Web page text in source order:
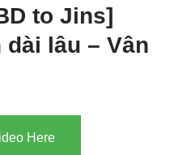
to Jins]
lâu – Vân
Here